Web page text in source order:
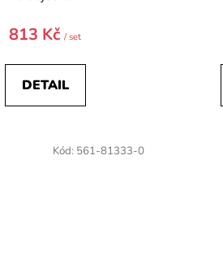
813 Kč/ set
DETAIL
Kód: 561-81333-0